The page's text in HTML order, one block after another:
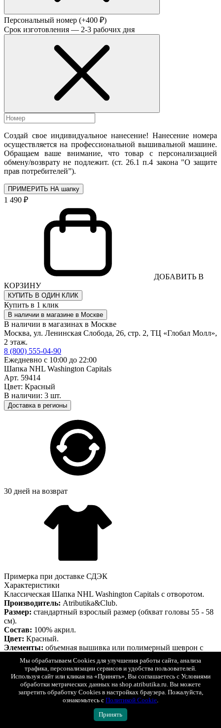
Персональный номер (+400 ₽)
Срок изготовления — 2-3 рабочих дня
Создай свое индивидуальное нанесение! Нанесение номера
осуществляется на профессиональной вышивальной машине.
Обращаем ваше внимание, что товар с персонализацией
обмену/возврату не подлежит. (ст. 26.1 п.4 закона "О защите
прав потребителей”).
ПРИМЕРИТЬ НА шапку
1 490 ₽
ДОБАВИТЬ В
КОРЗИНУ
КУПИТЬ В ОДИН КЛИК
Купить в 1 клик
В наличии в магазине в Москве
В наличии в магазинах в Москве
Москва, ул. Ленинская Слобода, 26, стр. 2, ТЦ «Глобал Молл»,
2 этаж.
8 (800) 555-04-90
Ежедневно с 10:00 до 22:00
Шапка NHL Washington Capitals
Арт. 59414
Цвет: Красный
В наличии: 3 шт.
Доставка в регионы
30 дней на возврат
Примерка при доставке СДЭК
Характеристики
Классическая Шапка NHL Washington Capitals с отворотом.
Производитель: Atributika&Club.
Размер: стандартный взрослый размер (обхват головы 55 - 58
см).
Состав: 100% акрил.
Цвет: Красный.
Элементы: объемная вышивка или полимерный шеврон с
логотипом команды.
Страна производитель:КНР.
Данная шапка является сертифицированным продуктом,
упакована в индивидуальную упаковку, защищена
голограммой, имеет уникальный штрихкод.
Гарантия Оплата Доставка
Шапка NHL Washington Capitals
Мы обрабатываем Cookies для улучшения работы сайта, анализа
трафика, персонализации сервисов и удобства пользователей.
Используя сайт или кликая на «Принять», Вы соглашаетесь с Условиями
обработки метрических данных на shop.atributika.ru. Вы можете
запретить обработку Cookies в настройках браузера. Пожалуйста,
ознакомьтесь с Политикой Cookie.
Принять